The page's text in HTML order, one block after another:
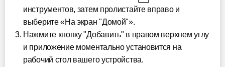
инструментов, затем пролистайте вправо и
выберите «На экран "Домой"».
Нажмите кнопку "Добавить" в правом верхнем углу
и приложение моментально установится на
рабочий стол вашего устройства.